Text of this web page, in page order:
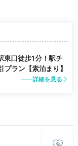
東口徒歩1分！駅チ
ラン【素泊まり】
詳細を見る